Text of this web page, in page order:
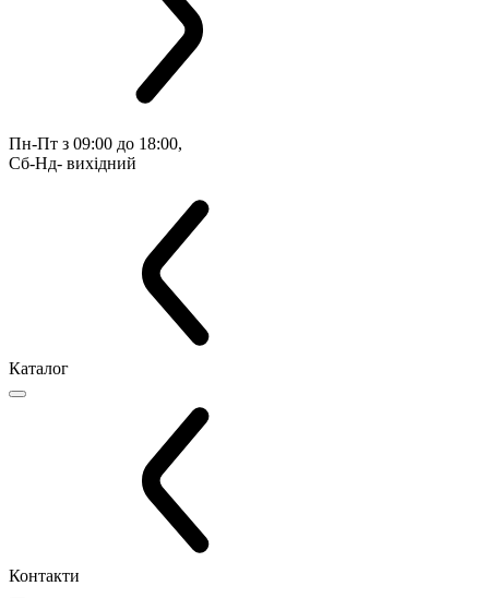
Пн-Пт з 09:00 до 18:00,
Сб-Нд- вихідний
Каталог
Контакти